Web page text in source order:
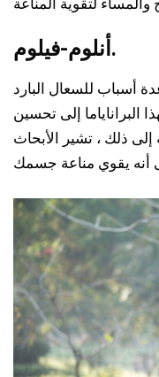
أنلوم-فيلوم.
أسباب للسعال البارد
البراناياما إلى تحسين
إلى ذلك ، تشير الأبحاث